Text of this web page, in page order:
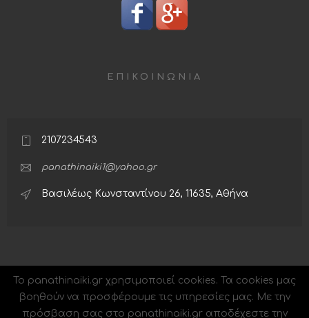
ΕΠΙΚΟΙΝΩΝΙΑ
2107234543
panathinaiki1@yahoo.gr
Βασιλέως Κωνσταντίνου 26, 11635, Αθήνα
To panathinaiki.gr χρησιμοποιεί cookies. Τα cookies μας
βοηθούν να προσφέρουμε τις υπηρεσίες μας. Με την
πρόσβαση σας στο panathinaiki.gr αποδέχεστε την